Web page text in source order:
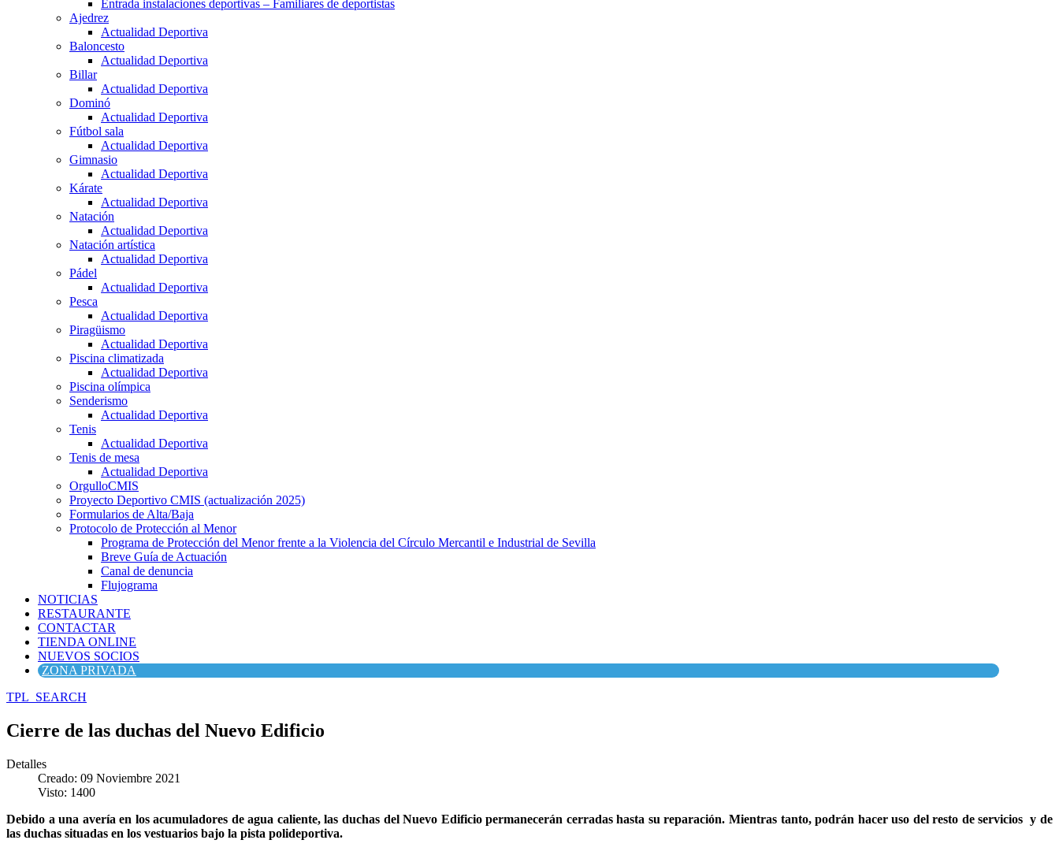
Entrada instalaciones deportivas – Familiares de deportistas
Ajedrez
Actualidad Deportiva
Baloncesto
Actualidad Deportiva
Billar
Actualidad Deportiva
Dominó
Actualidad Deportiva
Fútbol sala
Actualidad Deportiva
Gimnasio
Actualidad Deportiva
Kárate
Actualidad Deportiva
Natación
Actualidad Deportiva
Natación artística
Actualidad Deportiva
Pádel
Actualidad Deportiva
Pesca
Actualidad Deportiva
Piragüismo
Actualidad Deportiva
Piscina climatizada
Actualidad Deportiva
Piscina olímpica
Senderismo
Actualidad Deportiva
Tenis
Actualidad Deportiva
Tenis de mesa
Actualidad Deportiva
OrgulloCMIS
Proyecto Deportivo CMIS (actualización 2025)
Formularios de Alta/Baja
Protocolo de Protección al Menor
Programa de Protección del Menor frente a la Violencia del Círculo Mercantil e Industrial de Sevilla
Breve Guía de Actuación
Canal de denuncia
Flujograma
NOTICIAS
RESTAURANTE
CONTACTAR
TIENDA ONLINE
NUEVOS SOCIOS
ZONA PRIVADA
TPL_SEARCH
Cierre de las duchas del Nuevo Edificio
Detalles
Creado: 09 Noviembre 2021
Visto: 1400
Debido a una avería en los acumuladores de agua caliente, las duchas del Nuevo Edificio permanecerán cerradas hasta su reparación. Mientras tanto, podrán hacer uso del resto de servicios y de
las duchas situadas en los vestuarios bajo la pista polideportiva.